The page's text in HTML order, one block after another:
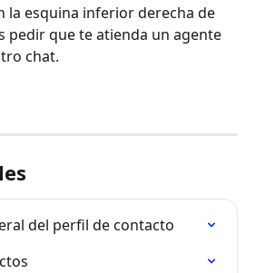
la esquina inferior derecha de
pedir que te atienda un agente
chat.
del perfil de contacto